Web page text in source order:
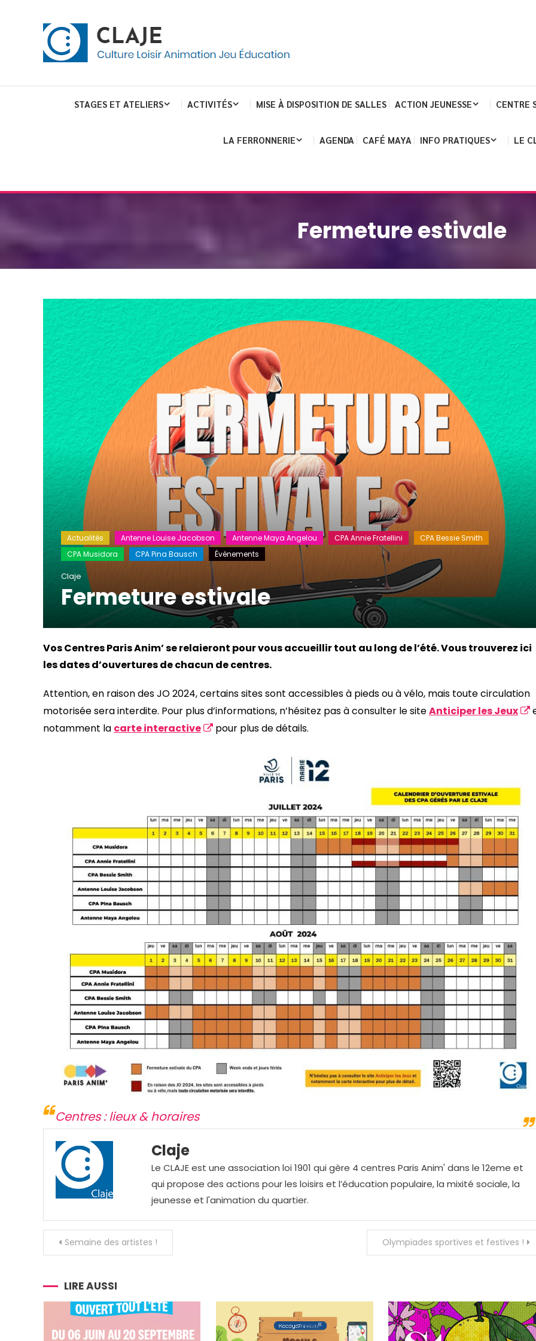
Claje
STAGES ET ATELIERS ACTIVITÉS MISE À DISPOSITION DE SALLES ACTION JEUNESSE CENTRE
LA FERRONNERIE AGENDA CAFÉ MAYA INFO PRATIQUES LE
Fermeture estivale
Actualités Antenne Louise Jacobson Antenne Maya Angelou CPA Annie Fratellini
CPA Bessie Smith
CPA Musidora
CPA Pina Bausch Événements
Claje
Fermeture estivale
Vos Centres Paris Anim’ se relaieront pour vous accueillir tout au long de l’été. Vous trouverez ici
les dates d’ouvertures de chacun de centres.
Attention, en raison des JO 2024, certains sites sont accessibles à pieds ou à vélo, mais toute circulation
motorisée sera interdite. Pour plus d’informations, n’hésitez pas à consulter le siteAnticiper les Jeux
notamment la carte interactive pour plus de détails.
Centres : lieux & horaires
Claje
Le CLAJE est une association loi 1901 qui gère 4 centres Paris Anim' dans le 12eme et
qui propose des actions pour les loisirs et l’éducation populaire, la mixité sociale, la
jeunesse et l'animation du quartier.
Navigation
de
l’article
Semaine des artistes ! Olympiades sportives et festives !
LIRE AUSSI